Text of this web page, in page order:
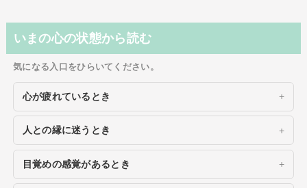
いまの心の状態から読む
気になる入口をひらいてください。
心が疲れているとき
人との縁に迷うとき
目覚めの感覚があるとき